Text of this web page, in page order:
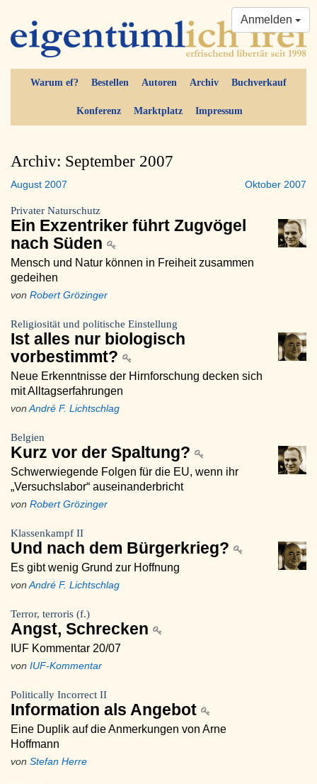
Warum ef? Bestellen Autoren Archiv Buchverkauf
Konferenz Marktplatz Impressum
Anmelden
Archiv: September 2007
August 2007 Oktober 2007
Privater Naturschutz
Ein Exzentriker führt Zugvögel
nach Süden
Mensch und Natur können in Freiheit zusammen
gedeihen
von Robert Grözinger
Religiosität und politische Einstellung
Ist alles nur biologisch
vorbestimmt?
Neue Erkenntnisse der Hirnforschung decken sich
mit Alltagserfahrungen
von André F. Lichtschlag
Belgien
Kurz vor der Spaltung?
Schwerwiegende Folgen für die EU, wenn ihr
„Versuchslabor“ auseinanderbricht
von Robert Grözinger
Klassenkampf II
Und nach dem Bürgerkrieg?
Es gibt wenig Grund zur Hoffnung
von André F. Lichtschlag
Terror, terroris (f.)
Angst, Schrecken
IUF Kommentar 20/07
von IUF-Kommentar
Politically Incorrect II
Information als Angebot
Eine Duplik auf die Anmerkungen von Arne
Hoffmann
von Stefan Herre